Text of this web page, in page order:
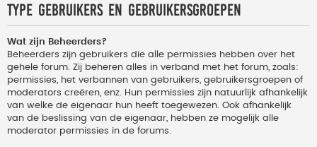
Type gebruikers en gebruikersgroepen
Wat zijn Beheerders?
Beheerders zijn gebruikers die alle permissies hebben over het
gehele forum. Zij beheren alles in verband met het forum, zoals:
permissies, het verbannen van gebruikers, gebruikersgroepen of
moderators creëren, enz. Hun permissies zijn natuurlijk afhankelijk
van welke de eigenaar hun heeft toegewezen. Ook afhankelijk
van de beslissing van de eigenaar, hebben ze mogelijk alle
moderator permissies in de forums.